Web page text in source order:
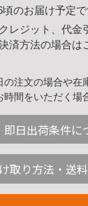
のお届け予定で
レジット、代金
済方法の場合は
注文の場合や在
間をいただく場
即日出荷条件に
取り方法・送